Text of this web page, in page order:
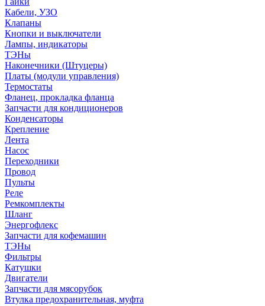
Кабели, УЗО
Клапаны
Кнопки и выключатели
Лампы, индикаторы
ТЭНы
Наконечники (Штуцеры)
Платы (модули управления)
Термостаты
Фланец, прокладка фланца
Запчасти для кондиционеров
Конденсаторы
Крепление
Лента
Насос
Переходники
Провод
Пульты
Реле
Ремкомплекты
Шланг
Энергофлекс
Запчасти для кофемашин
ТЭНы
Фильтры
Катушки
Двигатели
Запчасти для мясорубок
Втулка предохранительная, муфта